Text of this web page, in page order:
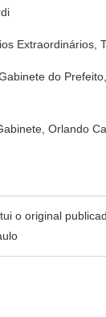
Extraordinários,
do
Orlando
o original